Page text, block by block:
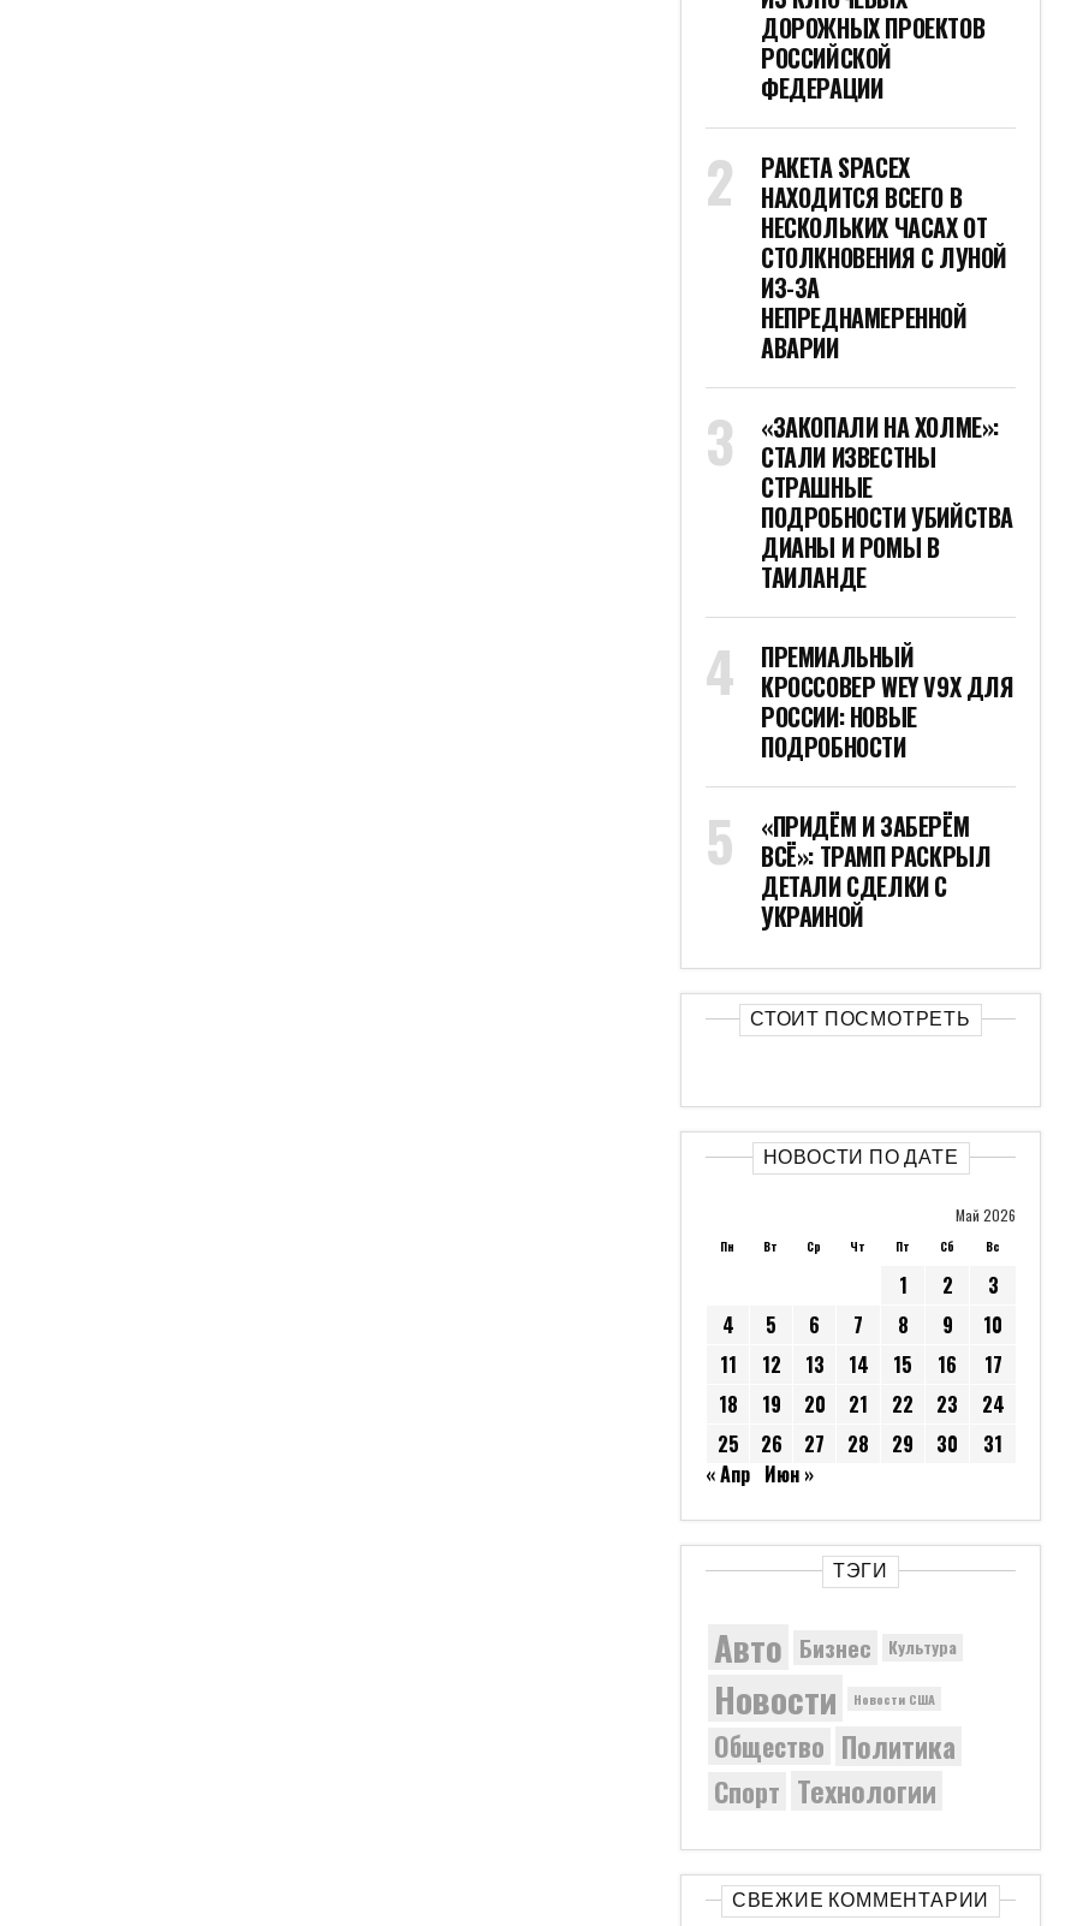
ДОРОЖНЫХ ПРОЕКТОВ
РОССИЙСКОЙ
ФЕДЕРАЦИИ
РАКЕТА SPACEX
НАХОДИТСЯ ВСЕГО В
НЕСКОЛЬКИХ ЧАСАХ ОТ
СТОЛКНОВЕНИЯ С ЛУНОЙ
ИЗ-ЗА
НЕПРЕДНАМЕРЕННОЙ
АВАРИИ
«ЗАКОПАЛИ НА ХОЛМЕ»:
СТАЛИ ИЗВЕСТНЫ
СТРАШНЫЕ
ПОДРОБНОСТИ УБИЙСТВА
ДИАНЫ И РОМЫ В
ТАИЛАНДЕ
ПРЕМИАЛЬНЫЙ
КРОССОВЕР WEY V9X ДЛЯ
РОССИИ: НОВЫЕ
ПОДРОБНОСТИ
«ПРИДЁМ И ЗАБЕРЁМ
ВСЁ»: ТРАМП РАСКРЫЛ
ДЕТАЛИ СДЕЛКИ С
УКРАИНОЙ
СТОИТ ПОСМОТРЕТЬ
НОВОСТИ ПО ДАТЕ
Май 2026
Пн Вт Ср Чт Пт Сб Вс
1 2
3
4
5 6 7 8 9
10
11
12 13 14 15 16
17
18
19 20 21 22 23
24
25
26 27 28 29 30
31
« Апр Июн »
ТЭГИ
Авто Бизнес Культура
Новости Новости США
Общество Политика
Спорт Технологии
СВЕЖИЕ КОММЕНТАРИИ